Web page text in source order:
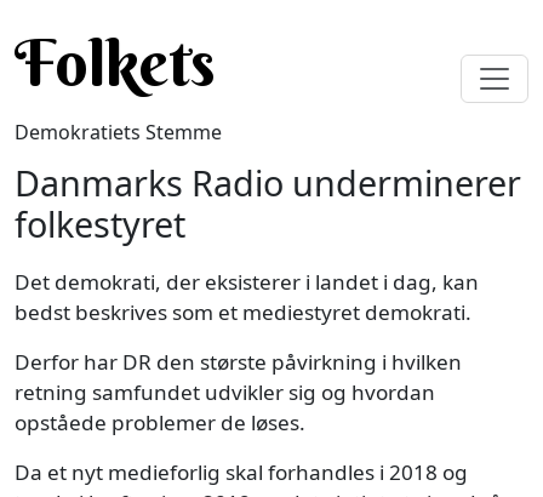
Folkets
Demokratiets Stemme
Danmarks Radio underminerer
folkestyret
Det demokrati, der eksisterer i landet i dag, kan
bedst beskrives som et mediestyret demokrati.
Derfor har DR den største påvirkning i hvilken
retning samfundet udvikler sig og hvordan
opståede problemer de løses.
Da et nyt medieforlig skal forhandles i 2018 og